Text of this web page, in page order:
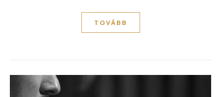
TOVÁBB